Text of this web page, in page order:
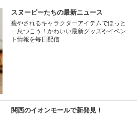
スヌーピーたちの最新ニュース
癒やされるキャラクターアイテムでほっと
一息つこう！かわいい最新グッズやイベン
ト情報を毎日配信
関西のイオンモールで新発見！